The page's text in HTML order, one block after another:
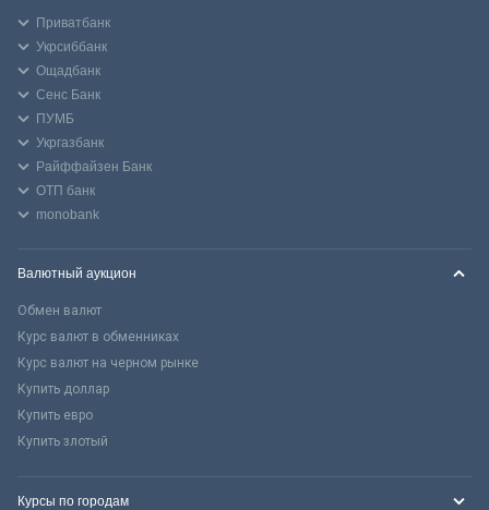
Приватбанк
Укрсиббанк
Ощадбанк
Сенс Банк
ПУМБ
Укргазбанк
Райффайзен Банк
ОТП банк
monobank
Валютный аукцион
Обмен валют
Курс валют в обменниках
Курс валют на черном рынке
Купить доллар
Купить евро
Купить злотый
Курсы по городам